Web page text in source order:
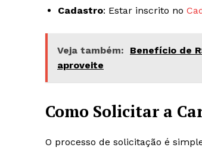
Cadastro: Estar inscrito no
Veja também:
Benefício de
aproveite
Como Solicitar a
O processo de solicitação é